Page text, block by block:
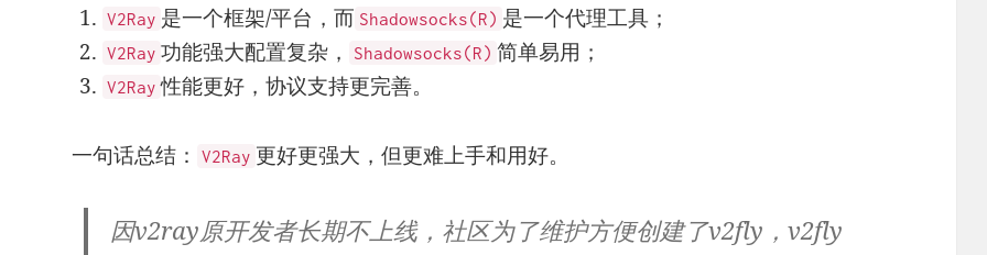
V2Ray 是一个框架/平台，而 Shadowsocks(R) 是一个代理工具；
V2Ray 功能强大配置复杂， Shadowsocks(R) 简单易用；
V2Ray 性能更好，协议支持更完善。
一句话总结： V2Ray 更好更强大，但更难上手和用好。
因v2ray原开发者长期不上线，社区为了维护方便创建了v2fly，v2fly